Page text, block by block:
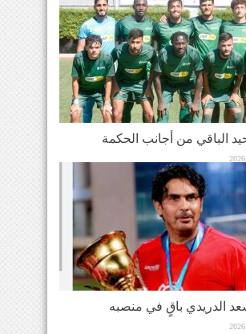
الباقي من أجانب الحكمة
الدريدي باقٍ في منصبه